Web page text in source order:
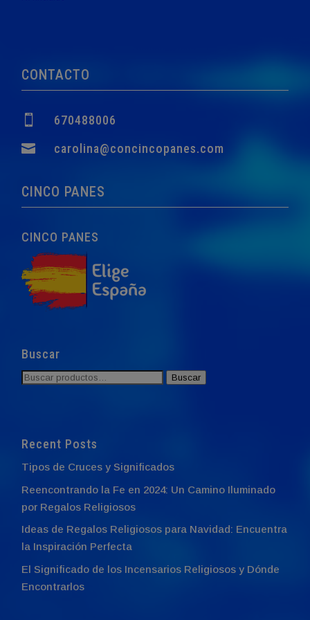
CONTACTO
 670488006
 carolina@concincopanes.com
CINCO PANES
CINCO PANES
Buscar
Buscar
Buscar
Recent Posts
Tipos de Cruces y Significados
Reencontrando la Fe en 2024: Un Camino Iluminado
por Regalos Religiosos
Ideas de Regalos Religiosos para Navidad: Encuentra
la Inspiración Perfecta
El Significado de los Incensarios Religiosos y Dónde
Encontrarlos